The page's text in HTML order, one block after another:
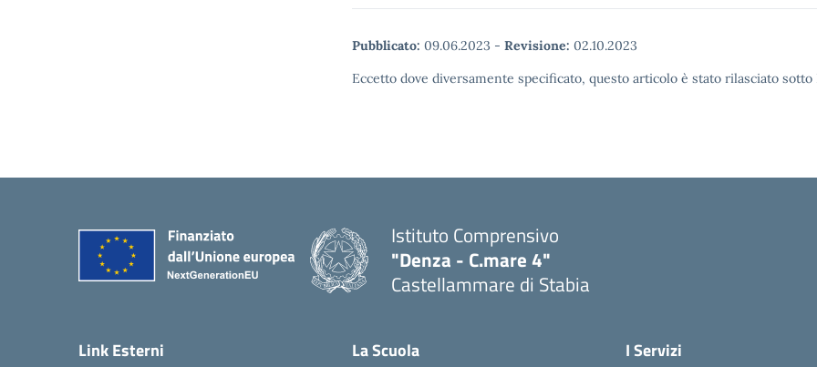
Pubblicato: 09.06.2023 - Revisione: 02.10.2023
Eccetto dove diversamente specificato, questo articolo è stato rilasciato
Istituto Comprensivo
"Denza - C.mare 4"
Castellammare di Stabia
Link Esterni La Scuola I Servizi